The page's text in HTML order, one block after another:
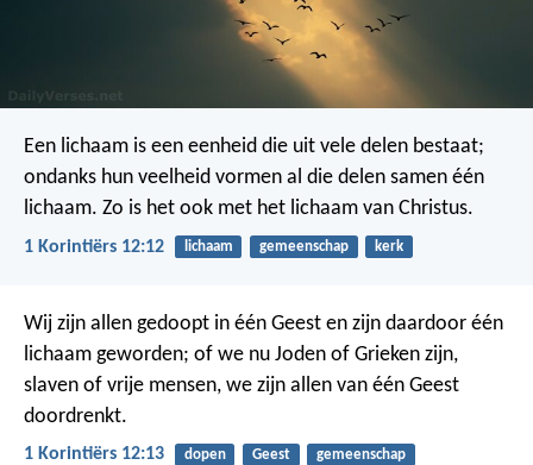
Een lichaam is een eenheid die uit vele delen bestaat;
ondanks hun veelheid vormen al die delen samen één
lichaam. Zo is het ook met het lichaam van Christus.
1 Korintiërs 12:12 lichaam gemeenschap kerk
Wij zijn allen gedoopt in één Geest en zijn daardoor één
lichaam geworden; of we nu Joden of Grieken zijn,
slaven of vrije mensen, we zijn allen van één Geest
doordrenkt.
1 Korintiërs 12:13 dopen Geest gemeenschap